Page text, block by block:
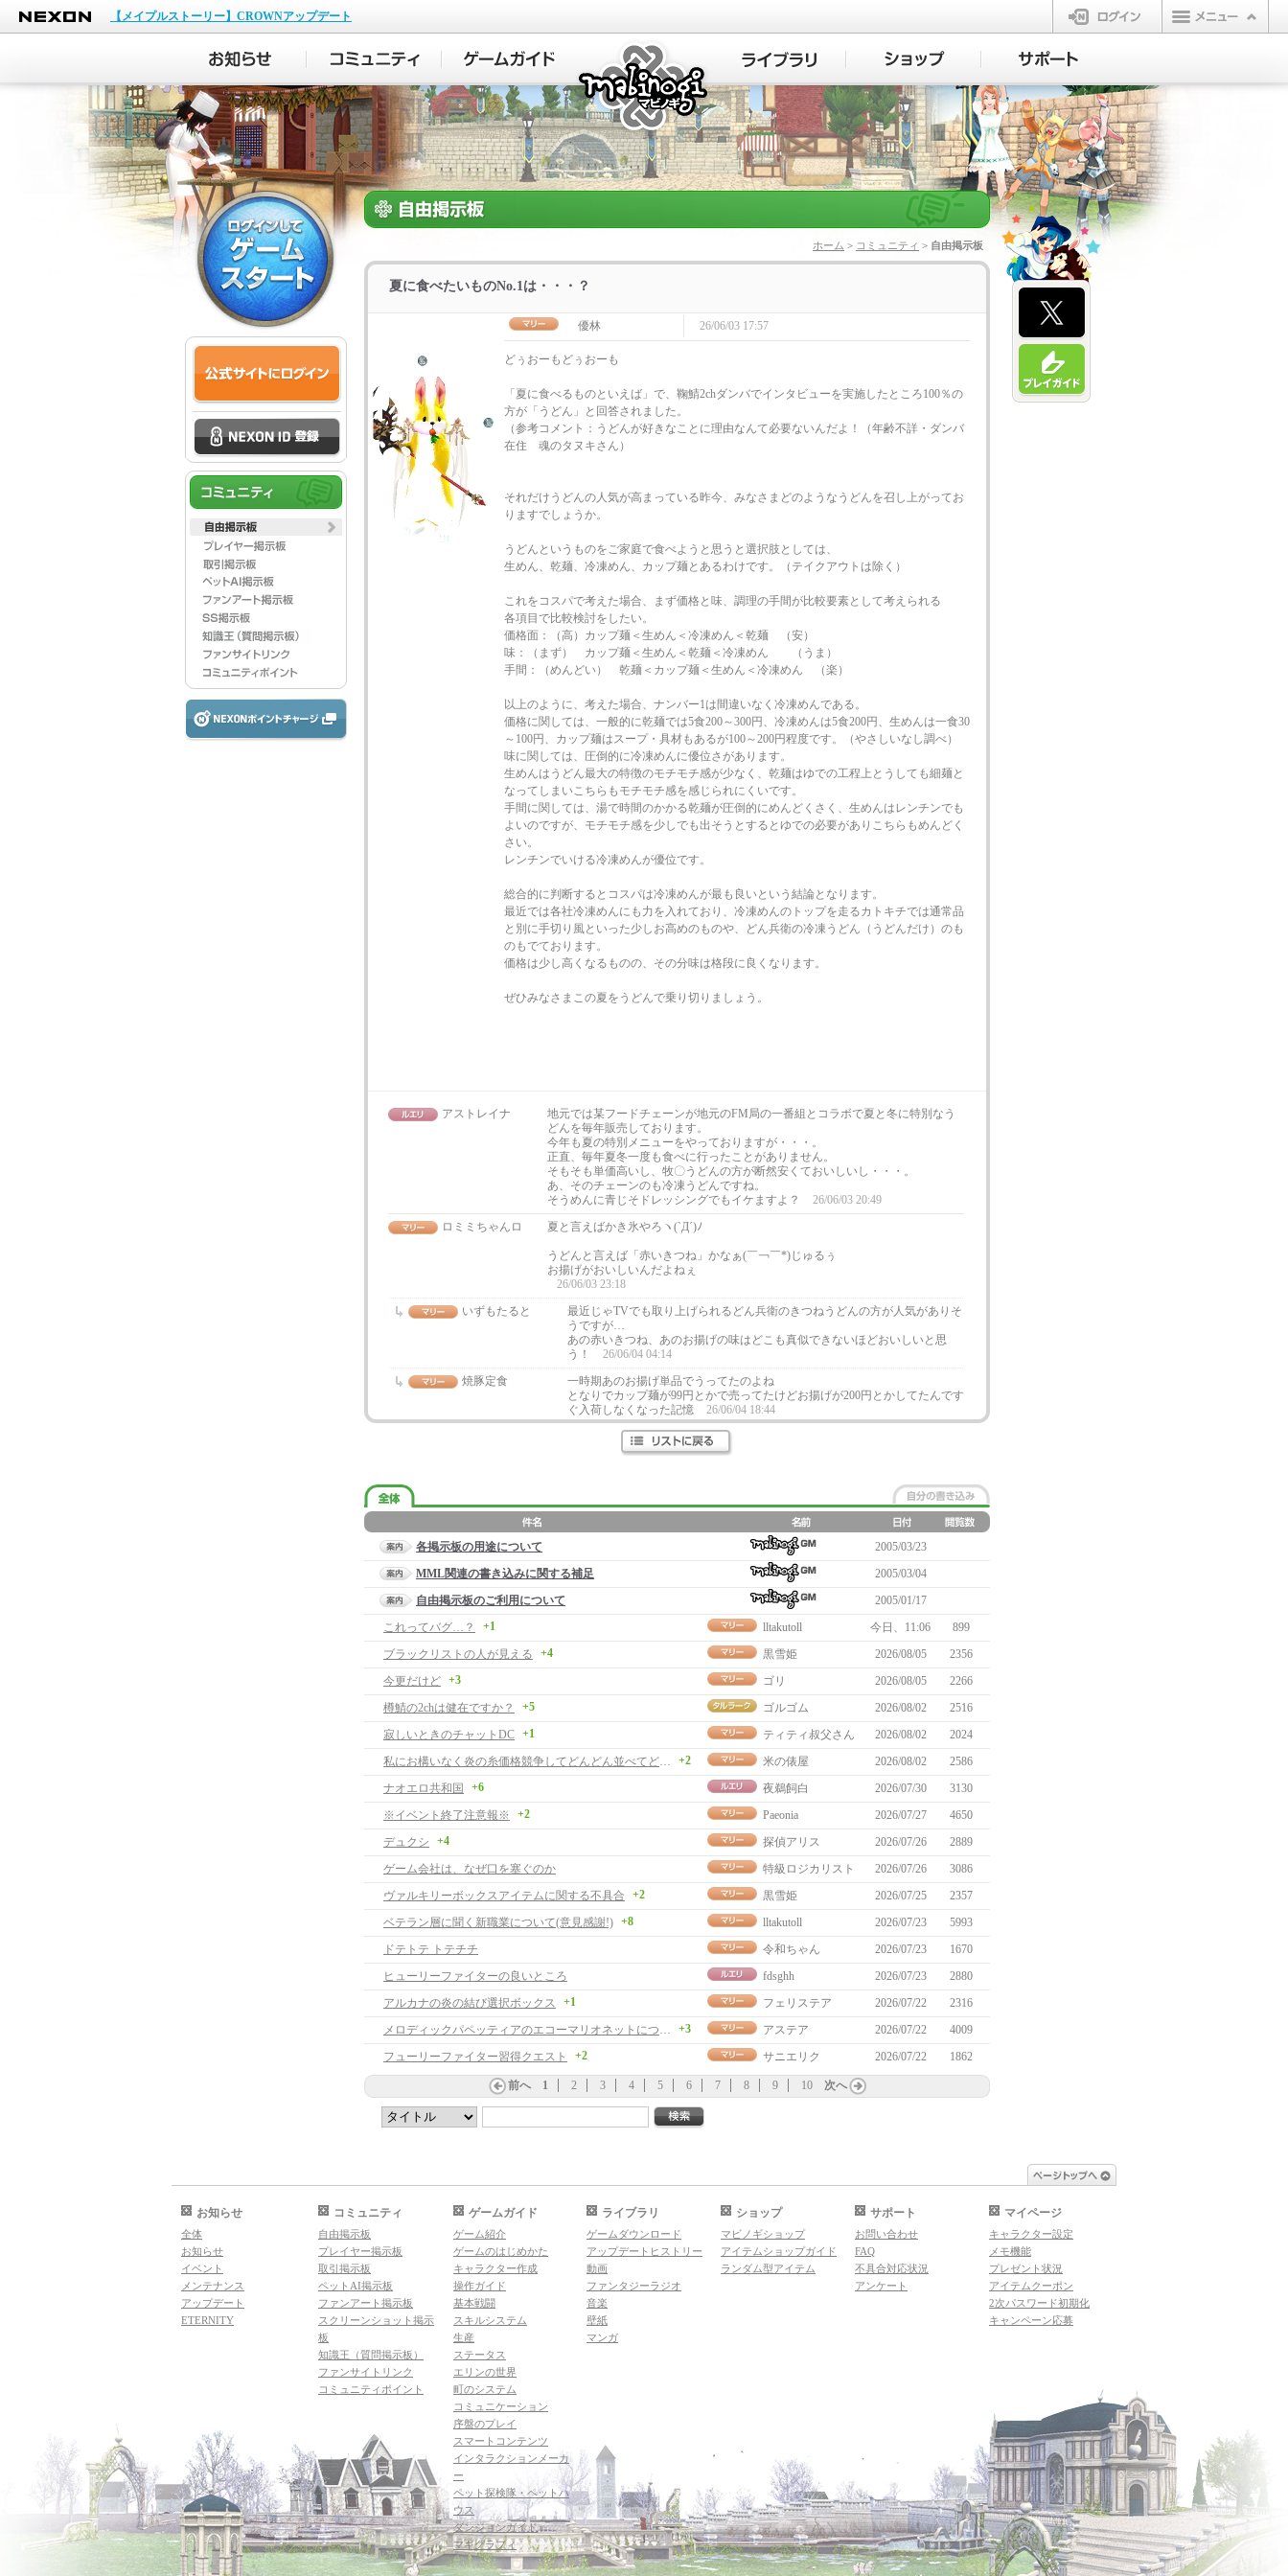
NEXON
【メイプルストーリー】CROWNアップデート
ログイン
マビノギ
ホーム > コミュニティ > 自由掲示板
夏に食べたいものNo.1は・・・？
優林 26/06/03 17:57
どぅおーもどぅおーも
「夏に食べるものといえば」で、鞠鯖2chダンバでインタビューを実施したところ100％の
方が「うどん」と回答されました。
（参考コメント：うどんが好きなことに理由なんて必要ないんだよ！（年齢不詳・ダンバ
在住 魂のタヌキさん）
それだけうどんの人気が高まっている昨今、みなさまどのようなうどんを召し上がってお
りますでしょうか。
うどんというものをご家庭で食べようと思うと選択肢としては、
生めん、乾麺、冷凍めん、カップ麺とあるわけです。（テイクアウトは除く）
これをコスパで考えた場合、まず価格と味、調理の手間が比較要素として考えられる
各項目で比較検討をしたい。
価格面：（高）カップ麺＜生めん＜冷凍めん＜乾麺 （安）
味：（まず） カップ麺＜生めん＜乾麺＜冷凍めん （うま）
手間：（めんどい） 乾麺＜カップ麺＜生めん＜冷凍めん （楽）
以上のように、考えた場合、ナンバー1は間違いなく冷凍めんである。
価格に関しては、一般的に乾麺では5食200～300円、冷凍めんは5食200円、生めんは一食30
～100円、カップ麺はスープ・具材もあるが100～200円程度です。（やさしいなし調べ）
味に関しては、圧倒的に冷凍めんに優位さがあります。
生めんはうどん最大の特徴のモチモチ感が少なく、乾麺はゆでの工程上とうしても細麺と
なってしまいこちらもモチモチ感を感じられにくいです。
手間に関しては、湯で時間のかかる乾麺が圧倒的にめんどくさく、生めんはレンチンでも
よいのですが、モチモチ感を少しでも出そうとするとゆでの必要がありこちらもめんどく
さい。
レンチンでいける冷凍めんが優位です。
総合的に判断するとコスパは冷凍めんが最も良いという結論となります。
最近では各社冷凍めんにも力を入れており、冷凍めんのトップを走るカトキチでは通常品
と別に手切り風といった少しお高めのものや、どん兵衛の冷凍うどん（うどんだけ）のも
のもでております。
価格は少し高くなるものの、その分味は格段に良くなります。
ぜひみなさまこの夏をうどんで乗り切りましょう。
アストレイナ
地元では某フードチェーンが地元のFM局の一番組とコラボで夏と冬に特別なう
どんを毎年販売しております。
今年も夏の特別メニューをやっておりますが・・・。
正直、毎年夏冬一度も食べに行ったことがありません。
そもそも単価高いし、牧〇うどんの方が断然安くておいしいし・・・。
あ、そのチェーンのも冷凍うどんですね。
そうめんに青じそドレッシングでもイケますよ？
26/06/03 20:49
ロミミちゃんロ
夏と言えばかき氷やろヽ(`Д´)ﾉ
うどんと言えば「赤いきつね」かなぁ(￣￢￣*)じゅるぅ
お揚げがおいしいんだよねぇ
26/06/03 23:18
いずもたると
最近じゃTVでも取り上げられるどん兵衛のきつねうどんの方が人気がありそ
うですが…
あの赤いきつね、あのお揚げの味はどこも真似できないほどおいしいと思
う！
26/06/04 04:14
焼豚定食
一時期あのお揚げ単品でうってたのよね
となりでカップ麺が99円とかで売ってたけどお揚げが200円とかしてたんです
ぐ入荷しなくなった記憶
26/06/04 18:44
各掲示板の用途について
2005/03/23
MML関連の書き込みに関する補足
2005/03/04
自由掲示板のご利用について
2005/01/17
これってバグ…？
+1 lltakutoll 今日、11:06
899
ブラックリストの人が見える
+4 黒雪姫 2026/08/05
2356
今更だけど +3 ゴリ 2026/08/05
2266
樽鯖の2chは健在ですか？
+5 ゴルゴム 2026/08/02
2516
寂しいときのチャットDC +1 ティティ叔父さん 2026/08/02
2024
私にお構いなく炎の糸価格競争してどんどん並べてどうぞ。
+2 米の俵屋 2026/08/02
2586
ナオエロ共和国
+6 夜鵜飼白 2026/07/30
3130
※イベント終了注意報※
+2 Paeonia 2026/07/27
4650
デュクシ
+4 探偵アリス 2026/07/26
2889
ゲーム会社は、なぜ口を塞ぐのか
特級ロジカリスト 2026/07/26
3086
ヴァルキリーボックスアイテムに関する不具合
+2 黒雪姫 2026/07/25
2357
ベテラン層に聞く新職業について(意見感謝!) +8 lltakutoll 2026/07/23
5993
ドテトテ トテチチ
令和ちゃん 2026/07/23
1670
ヒューリーファイターの良いところ
fdsghh 2026/07/23
2880
アルカナの炎の結び選択ボックス
+1 フェリステア 2026/07/22
2316
メロディックパペッティアのエコーマリオネットについて
+3 アステア 2026/07/22
4009
フューリーファイター習得クエスト
+2 サニエリク 2026/07/22 1862
前へ 1 2 3 4 5 6 7 8 9 10 次へ
お知らせ
全体
お知らせ
イベント
メンテナンス
アップデート
ETERNITY
コミュニティ
自由掲示板
プレイヤー掲示板
取引掲示板
ペットAI掲示板
ファンアート掲示板
スクリーンショット掲示
板
知識王（質問掲示板）
ファンサイトリンク
コミュニティポイント
ゲームガイド
ゲーム紹介
ゲームのはじめかた
キャラクター作成
操作ガイド
基本戦闘
スキルシステム
生産
ステータス
エリンの世界
町のシステム
コミュニケーション
序盤のプレイ
スマートコンテンツ
インタラクションメーカ
ー
ペット探検隊・ペットハ
ウス
ダンジョンガイド
マギグラフィ
ライブラリ
ゲームダウンロード
アップデートヒストリー
動画
ファンタジーラジオ
音楽
壁紙
マンガ
ショップ
マビノギショップ
アイテムショップガイド
ランダム型アイテム
サポート
お問い合わせ
FAQ
不具合対応状況
アンケート
マイページ
キャラクター設定
メモ機能
プレゼント状況
アイテムクーポン
2次パスワード初期化
キャンペーン応募